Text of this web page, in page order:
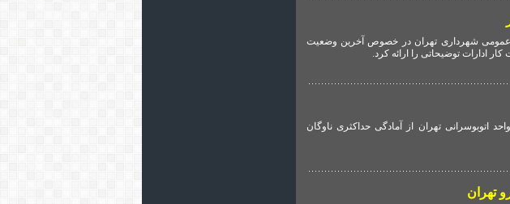
شهرداری تهران در خصوص آخرین وضعیت
ادارات توضیحاتی را ارائه کرد.
تهران از آمادگی حداکثری ناوگان